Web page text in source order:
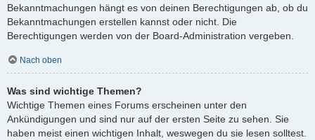
Bekanntmachungen hängt es von deinen Berechtigungen ab, ob du
Bekanntmachungen erstellen kannst oder nicht. Die
Berechtigungen werden von der Board-Administration vergeben.
Nach oben
Was sind wichtige Themen?
Wichtige Themen eines Forums erscheinen unter den
Ankündigungen und sind nur auf der ersten Seite zu sehen. Sie
haben meist einen wichtigen Inhalt, weswegen du sie lesen solltest.